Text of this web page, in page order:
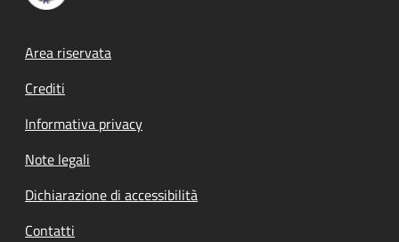
Footer menu
Area riservata
Crediti
Informativa privacy
Note legali
Dichiarazione di accessibilità
Contatti